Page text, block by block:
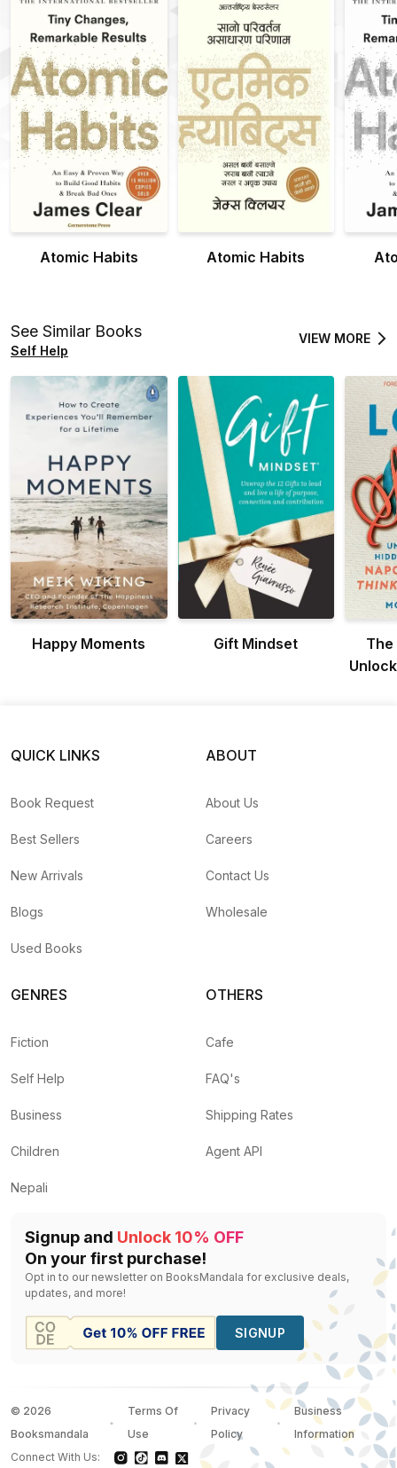
Atomic Habits Atomic Habits
See Similar Books
Self Help
VIEW MORE
Happy Moments Gift Mindset
The
QUICK LINKS
Book Request
Best Sellers
New Arrivals
Blogs
Used Books
ABOUT
About Us
Careers
Contact Us
Wholesale
GENRES
Fiction
Self Help
Business
Children
Nepali
OTHERS
Cafe
FAQ's
Shipping Rates
Agent API
Signup and Unlock 10% OFF
On your first purchase!
Opt in to our newsletter on BooksMandala for exclusive deals,
updates, and more!
SIGNUP
© 2026
Booksmandala
Terms Of
Use
Privacy
Policy
Business
Information
Connect With Us: